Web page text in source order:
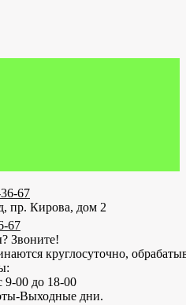
67
пр. Кирова, дом 2
67
Звоните!
круглосуточно,
9-00 до 18-00
Выходные дни.